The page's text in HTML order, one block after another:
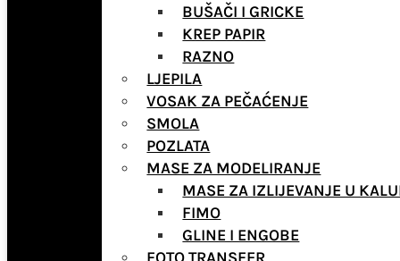
BUŠAČI I GRICKE
KREP PAPIR
RAZNO
LJEPILA
VOSAK ZA PEČAĆENJE
SMOLA
POZLATA
MASE ZA MODELIRANJE
MASE ZA IZLIJEVANJE U
FIMO
GLINE I ENGOBE